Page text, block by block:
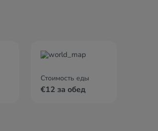
Стоимость еды
€12 за обед